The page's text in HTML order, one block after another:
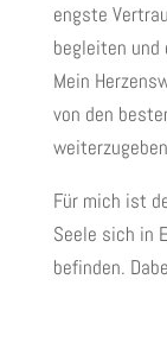
engste
begleiten
Mein
von den
Für mich ist
Seele sich in
befinden.